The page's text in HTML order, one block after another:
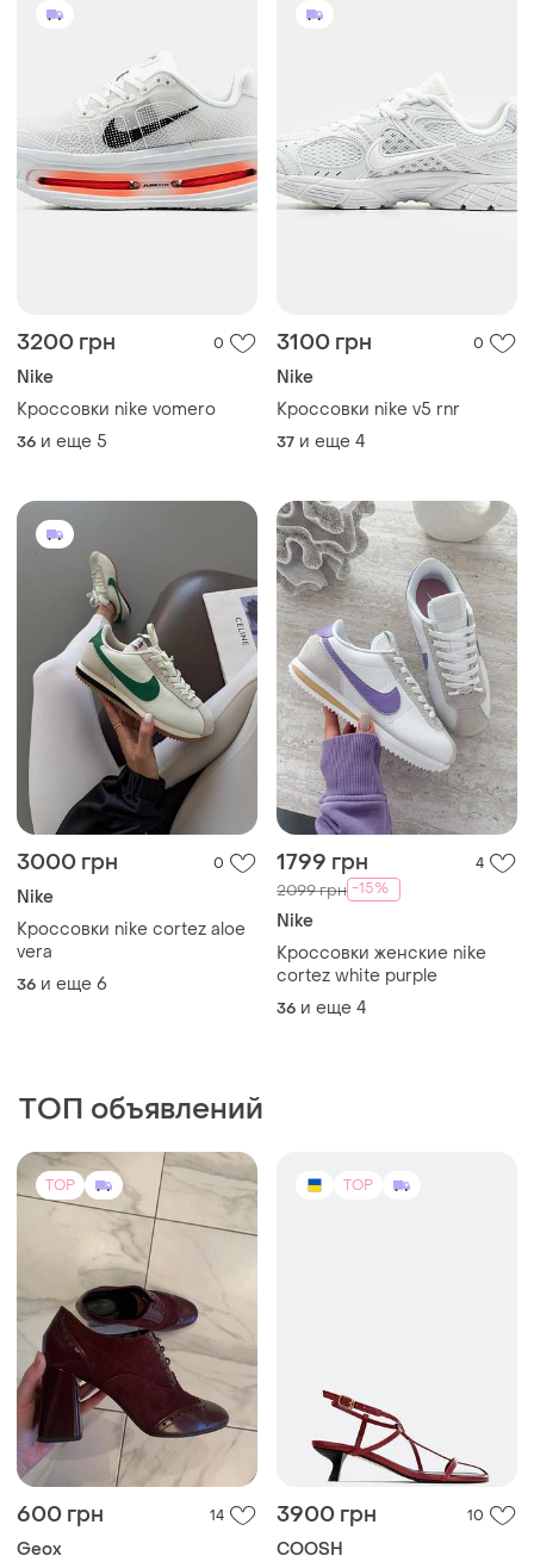
3200 грн 0
Nike
Кроссовки nike vomero
36 и еще 5
3100 грн 0
Nike
Кроссовки nike v5 rnr
37 и еще 4
3000 грн 0
Nike
Кроссовки nike cortez aloe
vera
36 и еще 6
1799 грн 4
2099 грн -15%
Nike
Кроссовки женские nike
cortez white purple
36 и еще 4
ТОП объявлений
TOP
600 грн 14
Geox
TOP
3900 грн 10
COOSH